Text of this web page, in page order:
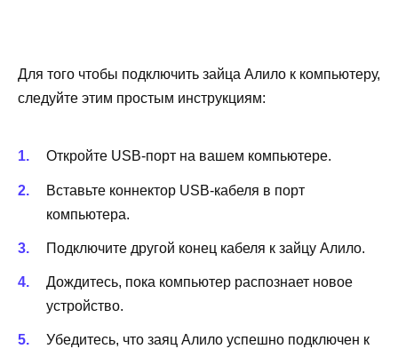
Для того чтобы подключить зайца Алило к компьютеру,
следуйте этим простым инструкциям:
Откройте USB-порт на вашем компьютере.
Вставьте коннектор USB-кабеля в порт
компьютера.
Подключите другой конец кабеля к зайцу Алило.
Дождитесь, пока компьютер распознает новое
устройство.
Убедитесь, что заяц Алило успешно подключен к